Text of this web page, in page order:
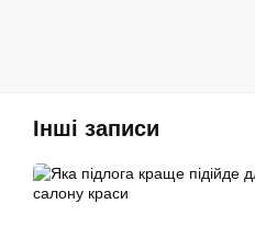
Інші записи